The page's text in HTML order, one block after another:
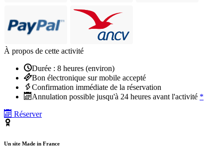
À propos de cette activité
Durée : 8 heures (environ)
Bon électronique sur mobile accepté
Confirmation immédiate de la réservation
Annulation possible jusqu'à 24 heures avant l'activité *
Réserver
Un site Made in France